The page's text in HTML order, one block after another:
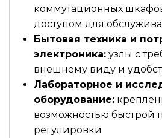
коммутационных
доступом для
Бытовая техника и
электроника: узлы с
внешнему виду и
Лабораторное и
оборудование:
возможностью быстрой
регулировки